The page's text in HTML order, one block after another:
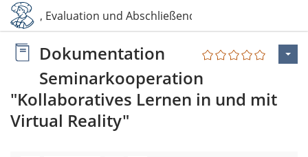
Evaluation und Abschließende Gedanken
Dokumentation
Seminarkooperation
"Kollaboratives Lernen in und mit
Virtual Reality"